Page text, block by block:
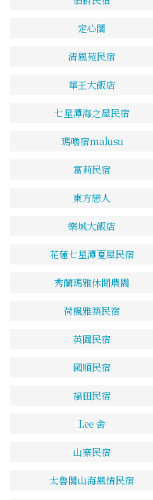
定心閣
清風苑民宿
華王大飯店
七星潭海之屋民宿
瑪嚕宿malusu
富莉民宿
東方戀人
樂城大飯店
花蓮七星潭夏屋民宿
秀蘭瑪雅休閒農園
荷楓雅築民宿
英園民宿
國順民宿
福田民宿
Lee 舍
山寨民宿
太魯閣山海風情民宿